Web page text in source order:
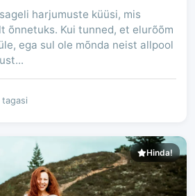
harjumuste küüsi, mis
õnnetuks. Kui tunned, et elurõõm
ega sul ole mõnda neist allpool
tagasi
Hinda!